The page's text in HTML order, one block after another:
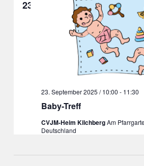
23
Baby-Treff
23. September 2025 / 10:00 - 11:30
CVJM-Heim KilchbergAm
Deutschland